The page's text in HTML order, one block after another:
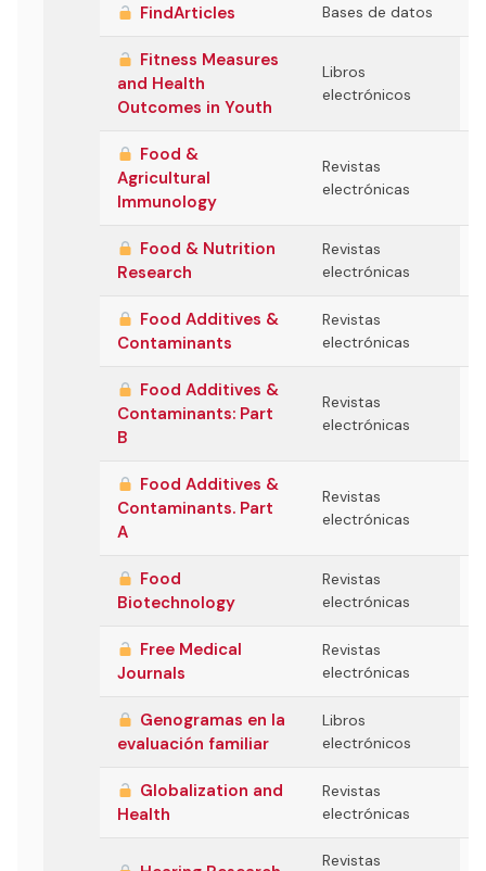
FindArticles Bases de datos
Fitness Measures
and Health
Outcomes in Youth
Libros
electrónicos
Food &
Agricultural
Immunology
Revistas
electrónicas
Food & Nutrition
Research
Revistas
electrónicas
Food Additives &
Contaminants
Revistas
electrónicas
Food Additives &
Contaminants: Part
B
Revistas
electrónicas
Food Additives &
Contaminants. Part
A
Revistas
electrónicas
Food
Biotechnology
Revistas
electrónicas
Free Medical
Journals
Revistas
electrónicas
Genogramas en la
evaluación familiar
Libros
electrónicos
Globalization and
Health
Revistas
electrónicas
Revistas